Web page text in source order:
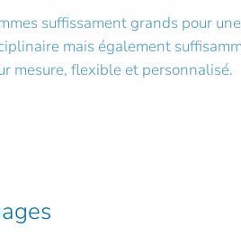
suffissament grands pour
mais également
mesure, flexible et personnalisé.